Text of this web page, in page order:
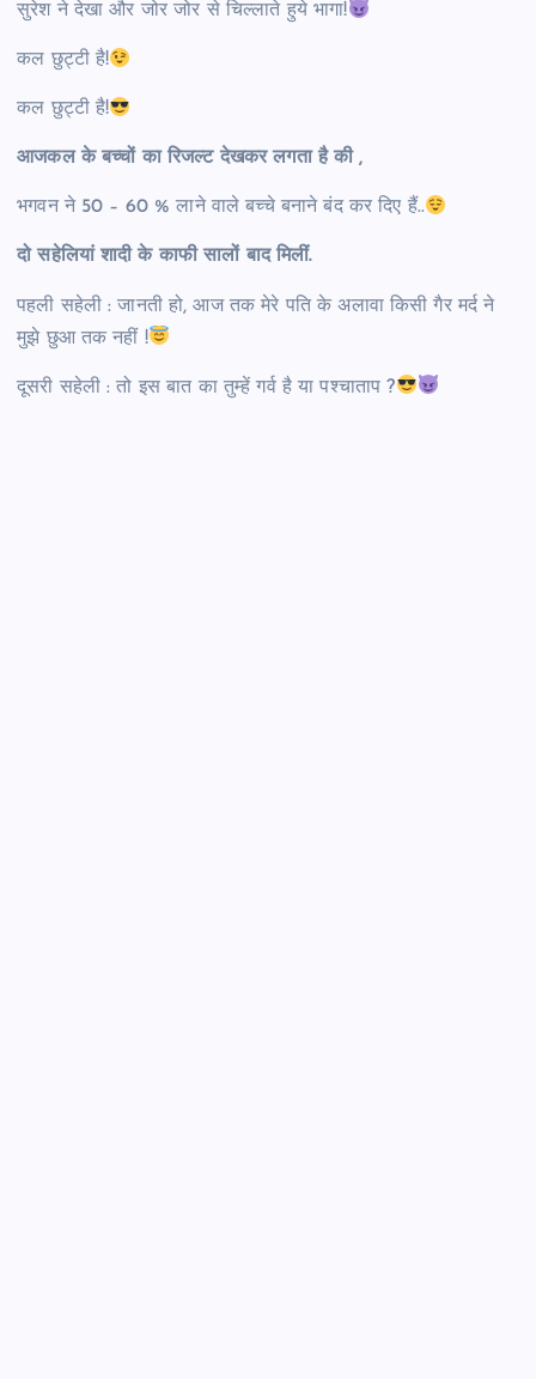
सुरेश ने देखा और जोर जोर से चिल्लाते हुये भागा!
कल छुट्टी है!
कल छुट्टी है!
आजकल के बच्चों का रिजल्ट देखकर लगता है की ,
भगवन ने 50 – 60 % लाने वाले बच्चे बनाने बंद कर दिए हैं..
दो सहेलियां शादी के काफी सालों बाद मिलीं.
पहली सहेली : जानती हो, आज तक मेरे पति के अलावा किसी गैर मर्द ने
मुझे छुआ तक नहीं !
दूसरी सहेली : तो इस बात का तुम्हें गर्व है या पश्चाताप ?